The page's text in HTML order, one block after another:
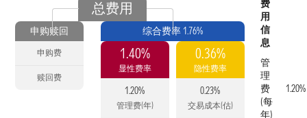
总费用
申购赎回
申购费
赎回费
综合费率 1.76%
1.40%
显性费率
1.20%
管理费(年)
0.36%
隐性费率
0.23%
交易成本(估)
费
用
信
息
管
理
费
(每
年)
1.20%